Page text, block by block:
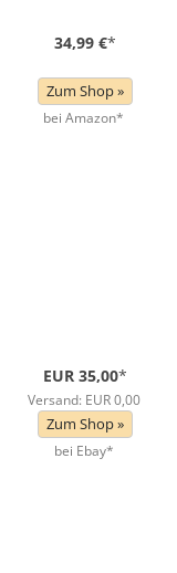
34,99 €*
Zum Shop »
bei Amazon*
EUR 35,00*
Versand: EUR 0,00
Zum Shop »
bei Ebay*